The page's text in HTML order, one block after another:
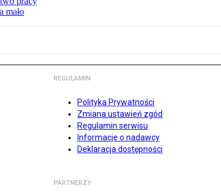
mało
REGULAMIN
Polityka Prywatności
Zmiana ustawień zgód
Regulamin serwisu
Informacje o nadawcy
Deklaracja dostępności
PARTNERZY